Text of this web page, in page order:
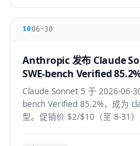
1006-30
Anthropic 发布 Claude
SWE-bench Verified
Claude Sonnet 5 于 2026-06-
bench Verified 85.2%，成为
型。促销价 $2/$10（至 8-31